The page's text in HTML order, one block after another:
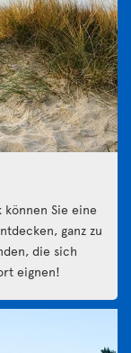
können Sie eine
ganz zu
die sich
eignen!